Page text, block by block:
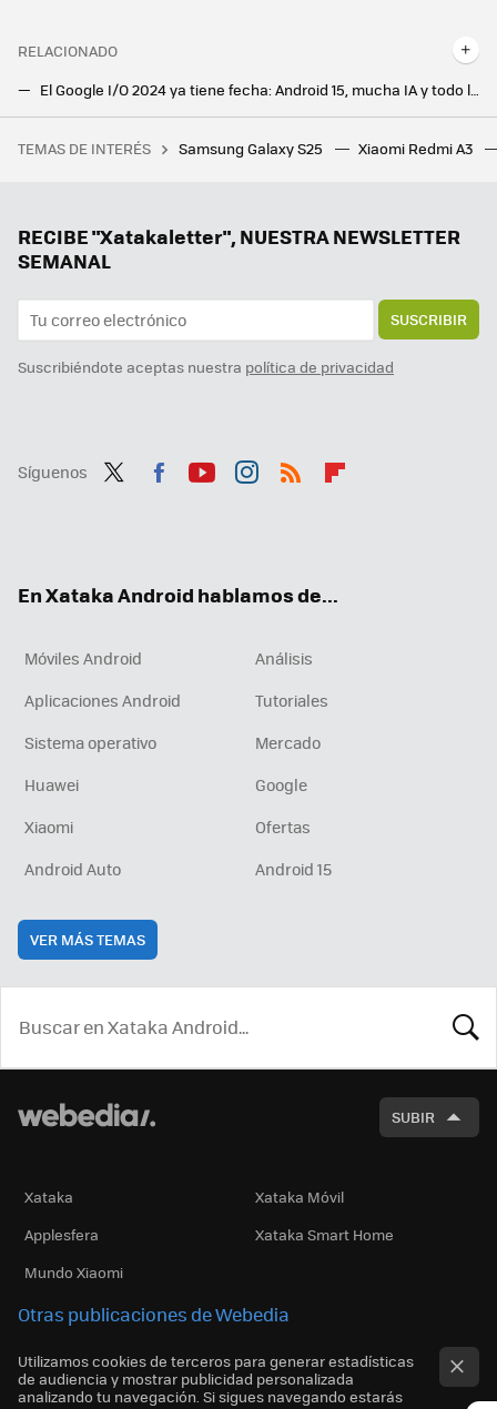
RELACIONADO
El Google I/O 2024 ya tiene fecha: Android 15, mucha IA y todo lo que esperamos del evento más importante de Google
La IA de Google le da un giro a los Pixel 8 y Samsung Galaxy: Rodea para buscar ahora tiene traductor instantáneo
Salen a la luz los salarios de las grandes tech españolas, y hay muy buenas noticias. También descubren la empresa que más paga
TEMAS DE INTERÉS Samsung Galaxy S25 Xiaomi Redmi A3
RECIBE "Xatakaletter", NUESTRA NEWSLETTER
SEMANAL
SUSCRIBIR
Suscribiéndote aceptas nuestra política de privacidad
Síguenos
En Xataka Android hablamos de...
Móviles Android
Análisis
Aplicaciones Android
Tutoriales
Sistema operativo
Mercado
Huawei
Google
Xiaomi
Ofertas
Android Auto
Android 15
VER MÁS TEMAS
SUBIR
Xataka
Xataka Móvil
Applesfera
Xataka Smart Home
Mundo Xiaomi
Otras publicaciones de Webedia
Utilizamos cookies de terceros para generar estadísticas
de audiencia y mostrar publicidad personalizada
analizando tu navegación. Si sigues navegando estarás